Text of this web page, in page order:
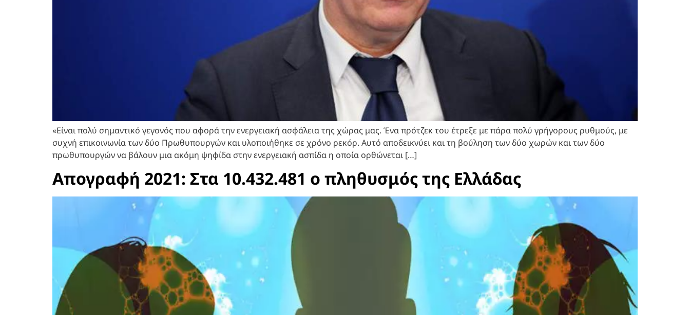
«Είναι πολύ σημαντικό γεγονός που αφορά την ενεργειακή ασφάλεια της χώρας μας. Ένα πρότζεκ του έτρεξε με πάρα πολύ γρήγορους ρυθμούς, με
συχνή επικοινωνία των δύο Πρωθυπουργών και υλοποιήθηκε σε χρόνο ρεκόρ. Αυτό αποδεικνύει και τη βούληση των δύο χωρών και των δύο
πρωθυπουργών να βάλουν μια ακόμη ψηφίδα στην ενεργειακή ασπίδα η οποία ορθώνεται […]
Απογραφή 2021: Στα 10.432.481 ο πληθυσμός της Ελλάδας